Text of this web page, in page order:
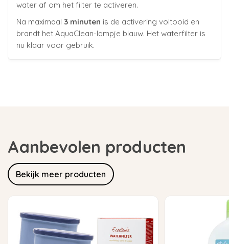
water af om het filter te activeren.
Na maximaal 3 minuten is de activering voltooid en
brandt het AquaClean-lampje blauw. Het waterfilter is
nu klaar voor gebruik.
Aanbevolen producten
Bekijk meer producten